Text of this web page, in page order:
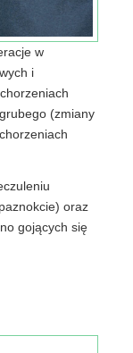
w
i
(zmiany
oraz
gojących się